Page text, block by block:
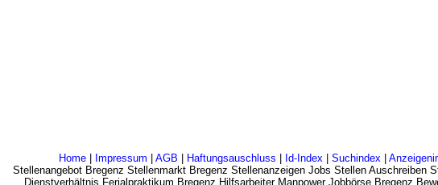
Home| Impressum AGB Haftungsauschluss Id-Index| Suchindex|
Stellenangebot Bregenz Stellenmarkt Bregenz Stellenanzeigen Jobs Stellen Auschreiben
Dienstverhältnis Ferialpraktikum Bregenz Hilfsarbeiter Manpower Jobbörse Bregenz